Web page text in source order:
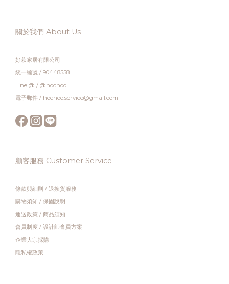
關於我們 About Us
好萩家居有限公司
統一編號 / 90448558
Line @ / @hochoo
電子郵件 / hochoo.service@gmail.com
顧客服務 Customer Service
條款與細則 / 退換貨服務
購物須知 / 保固說明
運送政策 / 商品須知
會員制度 / 設計師會員方案
企業大宗採購
隱私權政策